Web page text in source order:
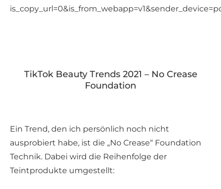
TikTok Beauty Trends 2021 – No Crease
Foundation
Ein Trend, den ich persönlich noch nicht
ausprobiert habe, ist die „No Crease“ Foundation
Technik. Dabei wird die Reihenfolge der
Teintprodukte umgestellt: